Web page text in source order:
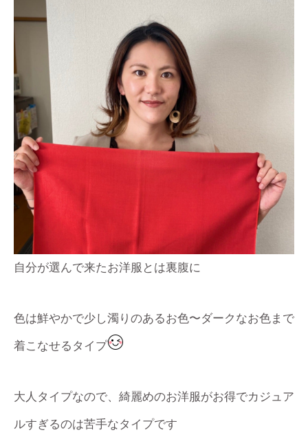
自分が選んで来たお洋服とは裏腹に
色は鮮やかで少し濁りのあるお色〜ダークなお色まで
着こなせるタイプ
大人タイプなので、綺麗めのお洋服がお得でカジュア
ルすぎるのは苦手なタイプです